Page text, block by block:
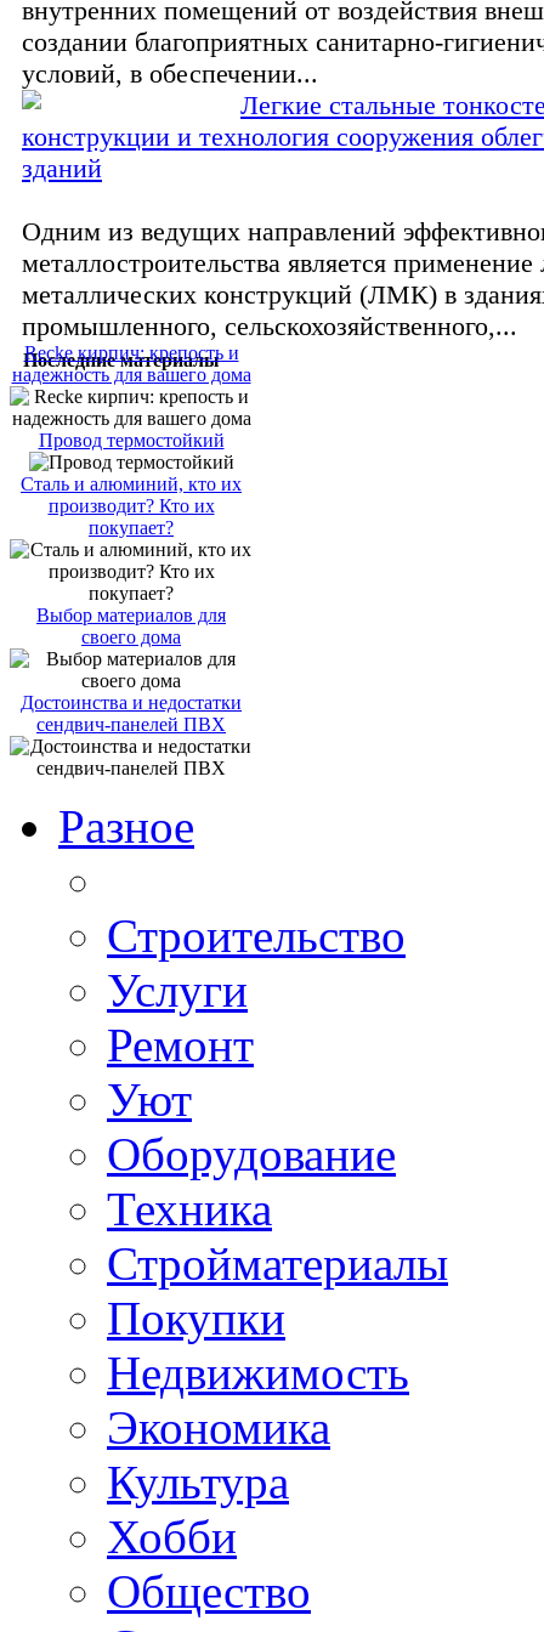
внутренних помещений от воздействия
создании благоприятных санитарно-
условий, в обеспечении...
Легкие стальные
конструкции и технология сооружения
зданий
Одним из ведущих направлений
металлостроительства является применение
металлических конструкций (ЛМК) в
промышленного, сельскохозяйственного,...
Последние материалы
Recke кирпич: крепость и
надежность для вашего дома
Провод термостойкий
Сталь и алюминий, кто их
производит? Кто их
покупает?
Выбор материалов для
своего дома
Достоинства и недостатки
сендвич-панелей ПВХ
Разное
Строительство
Услуги
Ремонт
Уют
Оборудование
Техника
Стройматериалы
Покупки
Недвижимость
Экономика
Культура
Хобби
Общество